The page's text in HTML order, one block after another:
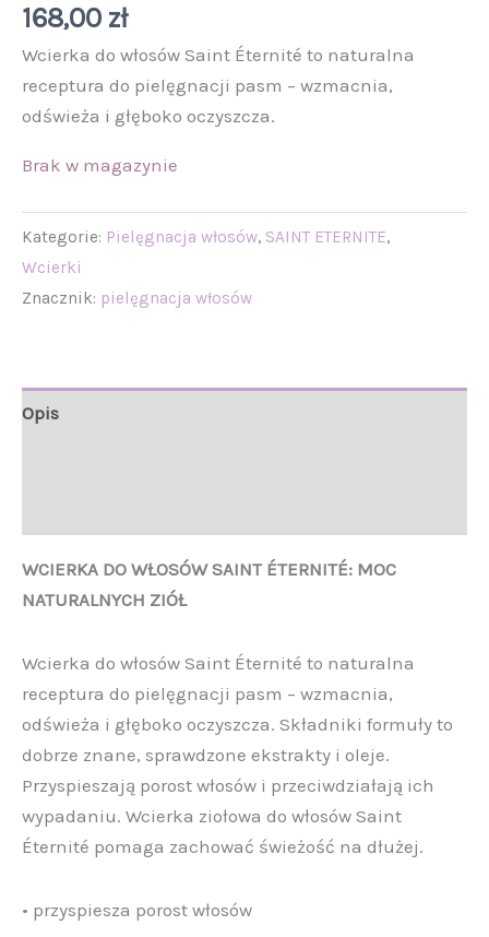
168,00 zł
Wcierka do włosów Saint Éternité to naturalna
receptura do pielęgnacji pasm – wzmacnia,
odświeża i głęboko oczyszcza.
Brak w magazynie
Kategorie: Pielęgnacja włosów, SAINT ETERNITE,
Wcierki
Znacznik: pielęgnacja włosów
Opis
WCIERKA DO WŁOSÓW SAINT ÉTERNITÉ: MOC
NATURALNYCH ZIÓŁ
Wcierka do włosów Saint Éternité to naturalna
receptura do pielęgnacji pasm – wzmacnia,
odświeża i głęboko oczyszcza. Składniki formuły to
dobrze znane, sprawdzone ekstrakty i oleje.
Przyspieszają porost włosów i przeciwdziałają ich
wypadaniu. Wcierka ziołowa do włosów Saint
Éternité pomaga zachować świeżość na dłużej.
• przyspiesza porost włosów